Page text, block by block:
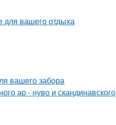
для вашего отдыха
вашего забора
ар - нуво и скандинавского